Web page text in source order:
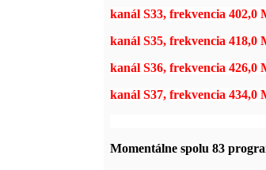
kanál S33, frekvencia 402,0
kanál S35, frekvencia 418,0
kanál S36, frekvencia 426,0
kanál S37, frekvencia 434,0
Momentálne spolu 83